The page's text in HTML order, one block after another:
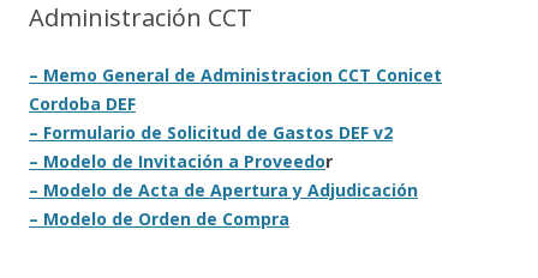
Administración CCT
– Memo General de Administracion CCT Conicet
Cordoba DEF
– Formulario de Solicitud de Gastos DEF v2
– Modelo de Invitación a Proveedor
– Modelo de Acta de Apertura y Adjudicación
– Modelo de Orden de Compra